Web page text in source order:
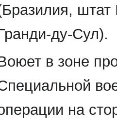
штат
ду-Сул).
в зоне
на